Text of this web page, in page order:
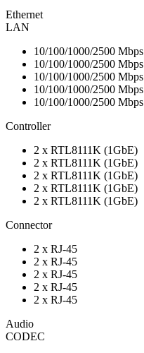
Ethernet
LAN
10/100/1000/2500 Mbps
10/100/1000/2500 Mbps
10/100/1000/2500 Mbps
10/100/1000/2500 Mbps
10/100/1000/2500 Mbps
Controller
2 x RTL8111K (1GbE)
2 x RTL8111K (1GbE)
2 x RTL8111K (1GbE)
2 x RTL8111K (1GbE)
2 x RTL8111K (1GbE)
Connector
2 x RJ-45
2 x RJ-45
2 x RJ-45
2 x RJ-45
2 x RJ-45
Audio
CODEC